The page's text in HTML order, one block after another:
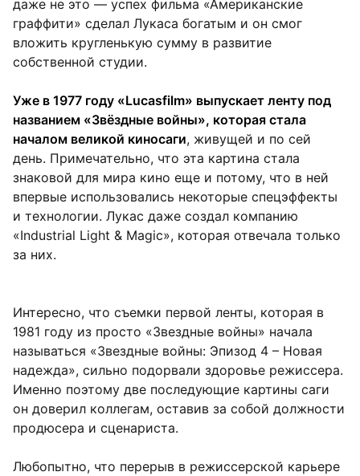
даже не это — успех фильма «Американские
граффити» сделал Лукаса богатым и он смог
вложить кругленькую сумму в развитие
собственной студии.
Уже в 1977 году «Lucasfilm» выпускает ленту под
названием «Звёздные войны», которая стала
началом великой киносаги, живущей и по сей
день. Примечательно, что эта картина стала
знаковой для мира кино еще и потому, что в ней
впервые использовались некоторые спецэффекты
и технологии. Лукас даже создал компанию
«Industrial Light & Magic», которая отвечала только
за них.
Интересно, что съемки первой ленты, которая в
1981 году из просто «Звездные войны» начала
называться «Звездные войны: Эпизод 4 – Новая
надежда», сильно подорвали здоровье режиссера.
Именно поэтому две последующие картины саги
он доверил коллегам, оставив за собой должности
продюсера и сценариста.
Любопытно, что перерыв в режиссерской карьере